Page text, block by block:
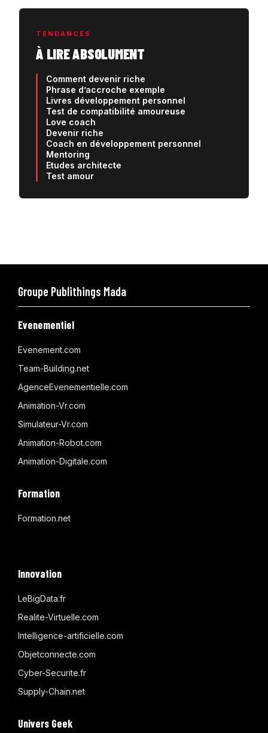
TENDANCES
À LIRE ABSOLUMENT
Comment devenir riche
Phrase d’accroche exemple
Livres développement personnel
Test de compatibilité amoureuse
Love coach
Devenir riche
Coach en développement personnel
Mentoring
Etudes architecte
Test amour
Groupe Publithings Mada
Evenementiel
Evenement.com
Team-Building.net
AgenceEvenementielle.com
Animation-Vr.com
Simulateur-Vr.com
Animation-Robot.com
Animation-Digitale.com
Formation
Formation.net
Innovation
LeBigData.fr
Realite-Virtuelle.com
Intelligence-artificielle.com
Objetconnecte.com
Cyber-Securite.fr
Supply-Chain.net
Univers Geek